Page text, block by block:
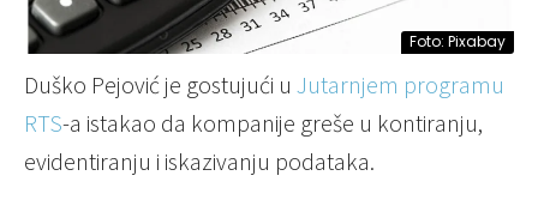
Foto: Pixabay
Duško Pejović je gostujući u Jutarnjem programu
RTS-a istakao da kompanije greše u kontiranju,
evidentiranju i iskazivanju podataka.